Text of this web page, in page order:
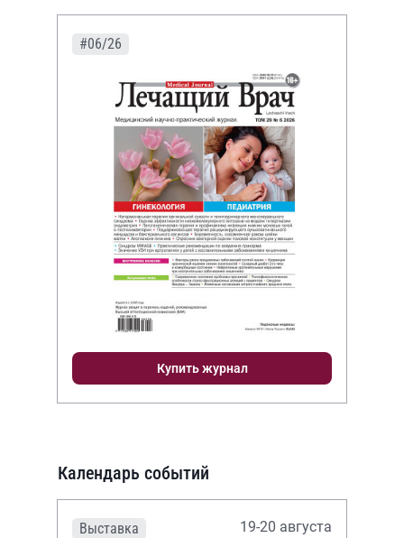
#06/26
Купить журнал
Календарь событий
Выставка 19-20 августа